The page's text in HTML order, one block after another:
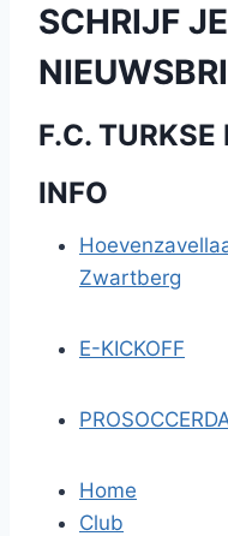
SCHRIJF
F.C. TURKSE
INFO
Zwartberg
E-KICKOFF
Home
Club